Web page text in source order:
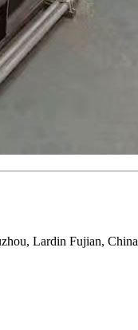
Lardin Fujian, China